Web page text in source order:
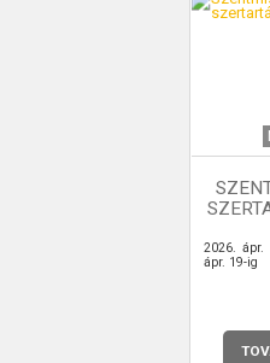
2026.
ápr. 19-ig